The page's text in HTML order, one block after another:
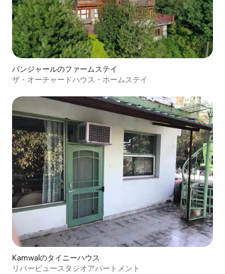
バンジャールのファームステイ
ザ・オーチャードハウス・ホームステイ
Kamwalのタイニーハウス
リバービュースタジオアパートメント